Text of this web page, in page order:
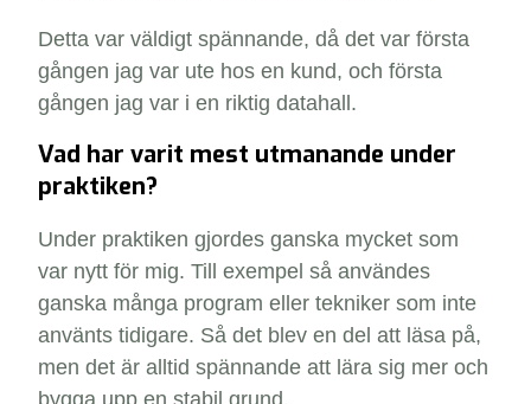
Detta var väldigt spännande, då det var första
gången jag var ute hos en kund, och första
gången jag var i en riktig datahall.
Vad har varit mest utmanande under
praktiken?
Under praktiken gjordes ganska mycket som
var nytt för mig. Till exempel så användes
ganska många program eller tekniker som inte
använts tidigare. Så det blev en del att läsa på,
men det är alltid spännande att lära sig mer och
bygga upp en stabil grund.